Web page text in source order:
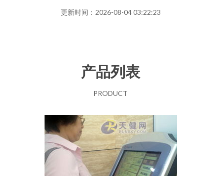
更新时间：2026-08-04 03:22:23
产品列表
PRODUCT